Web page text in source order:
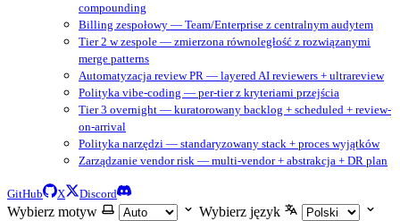
compounding
Billing zespołowy — Team/Enterprise z centralnym audytem
Tier 2 w zespole — zmierzona równoległość z rozwiązanymi
merge patterns
Automatyzacja review PR — layered AI reviewers + ultrareview
Polityka vibe-coding — per-tier z kryteriami przejścia
Tier 3 overnight — kuratorowany backlog + scheduled + review-
on-arrival
Polityka narzędzi — standaryzowany stack + proces wyjątków
Zarządzanie vendor risk — multi-vendor + abstrakcja + DR plan
GitHub X Discord
Wybierz motyw Wybierz język